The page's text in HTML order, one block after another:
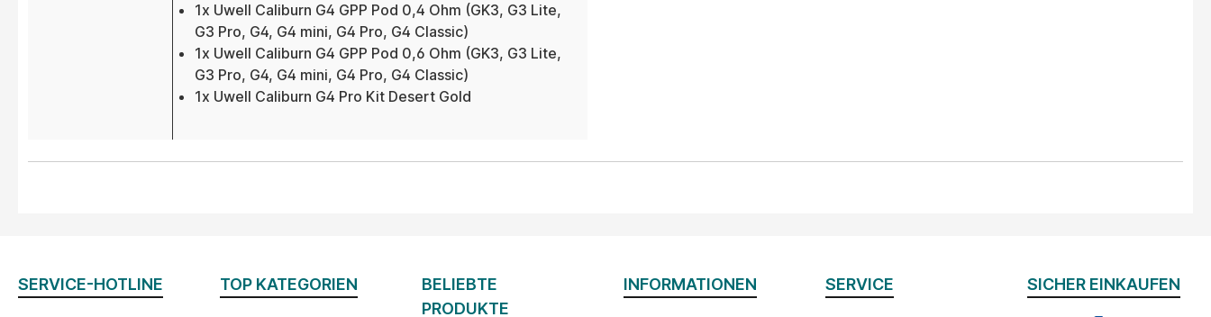
1x Uwell Caliburn G4 GPP Pod 0,4 Ohm (GK3, G3 Lite,
G3 Pro, G4, G4 mini, G4 Pro, G4 Classic)
1x Uwell Caliburn G4 GPP Pod 0,6 Ohm (GK3, G3 Lite,
G3 Pro, G4, G4 mini, G4 Pro, G4 Classic)
1x Uwell Caliburn G4 Pro Kit Desert Gold
SERVICE-HOTLINE TOP KATEGORIEN
BELIEBTE
PRODUKTE
INFORMATIONEN SERVICE SICHER EINKAUFEN